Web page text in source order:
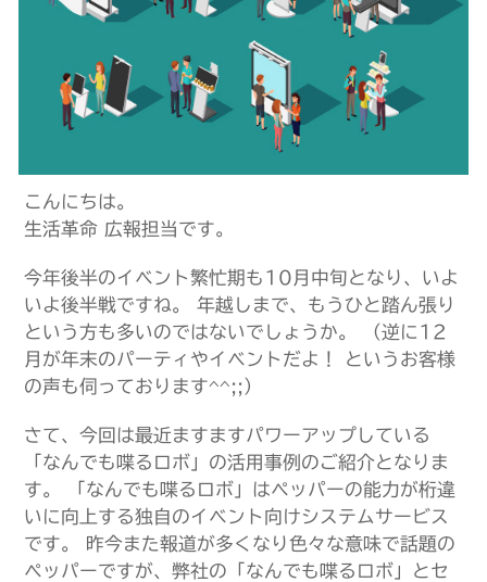
こんにちは。
生活革命 広報担当です。
今年後半のイベント繁忙期も10月中旬となり、いよ
いよ後半戦ですね。 年越しまで、もうひと踏ん張り
という方も多いのではないでしょうか。 （逆に12
月が年末のパーティやイベントだよ！ というお客様
の声も伺っております^^;;）
さて、今回は最近ますますパワーアップしている
「なんでも喋るロボ」の活用事例のご紹介となりま
す。 「なんでも喋るロボ」はペッパーの能力が桁違
いに向上する独自のイベント向けシステムサービス
です。 昨今また報道が多くなり色々な意味で話題の
ペッパーですが、弊社の「なんでも喋るロボ」とセ